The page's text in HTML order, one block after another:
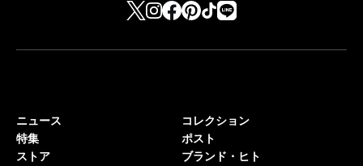
ニュース
特集
ストア
コレクション
ポスト
ブランド・ヒト